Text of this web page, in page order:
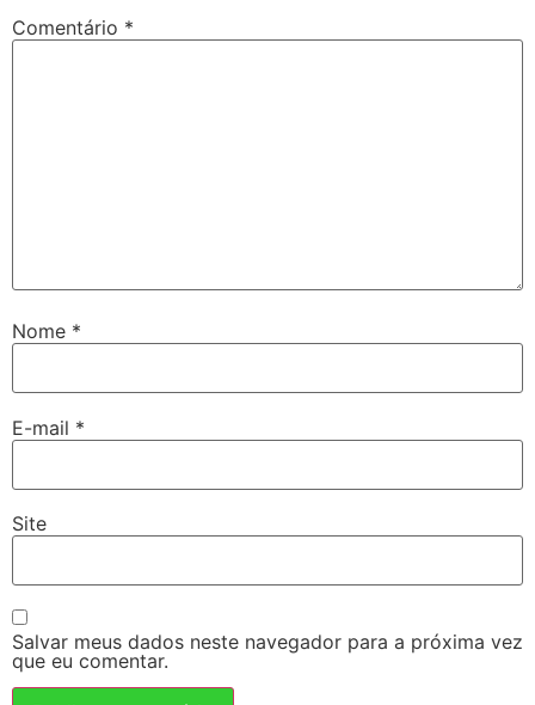
Comentário *
Nome *
E-mail *
Site
Salvar meus dados neste navegador para a próxima vez
que eu comentar.